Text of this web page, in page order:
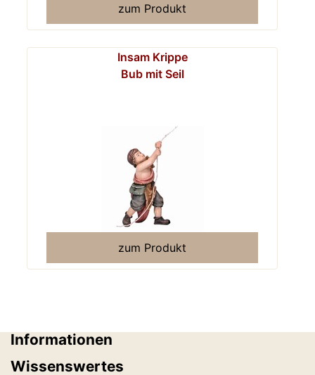
zum Produkt
Insam Krippe
Bub mit Seil
zum Produkt
Informationen
Wissenswertes